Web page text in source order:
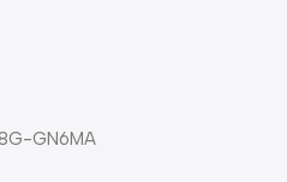
GN6MA